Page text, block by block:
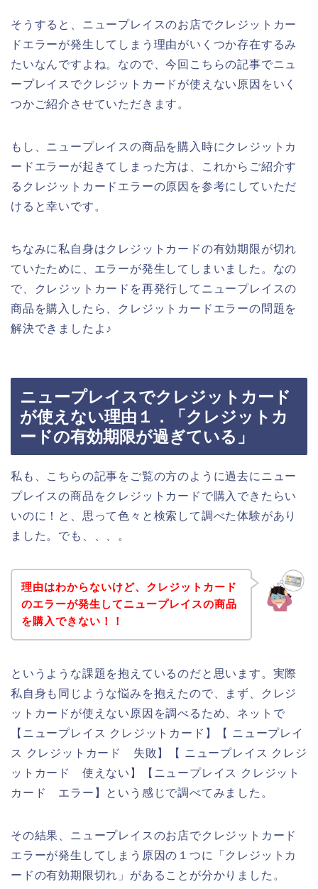
そうすると、ニュープレイスのお店でクレジットカー
ドエラーが発生してしまう理由がいくつか存在するみ
たいなんですよね。なので、今回こちらの記事でニュ
ープレイスでクレジットカードが使えない原因をいく
つかご紹介させていただきます。
もし、ニュープレイスの商品を購入時にクレジットカ
ードエラーが起きてしまった方は、これからご紹介す
るクレジットカードエラーの原因を参考にしていただ
けると幸いです。
ちなみに私自身はクレジットカードの有効期限が切れ
ていたために、エラーが発生してしまいました。なの
で、クレジットカードを再発行してニュープレイスの
商品を購入したら、クレジットカードエラーの問題を
解決できましたよ♪
ニュープレイスでクレジットカード
が使えない理由１．「クレジットカ
ードの有効期限が過ぎている」
私も、こちらの記事をご覧の方のように過去にニュー
プレイスの商品をクレジットカードで購入できたらい
いのに！と、思って色々と検索して調べた体験があり
ました。でも、、、。
理由はわからないけど、クレジットカード
のエラーが発生してニュープレイスの商品
を購入できない！！
というような課題を抱えているのだと思います。実際
私自身も同じような悩みを抱えたので、まず、クレジ
ットカードが使えない原因を調べるため、ネットで
【ニュープレイス クレジットカード】【 ニュープレイ
ス クレジットカード 失敗】【 ニュープレイス クレジ
ットカード 使えない】【ニュープレイス クレジット
カード エラー】という感じで調べてみました。
その結果、ニュープレイスのお店でクレジットカード
エラーが発生してしまう原因の１つに「クレジットカ
ードの有効期限切れ」があることが分かりました。